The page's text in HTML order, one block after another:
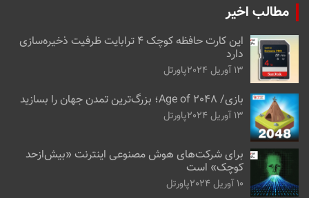
مطالب اخیر
این کارت حافظه کوچک ۴ ترابایت ظرفیت ذخیره‌سازی
دارد
13 آوریل 2024 پاورتل
بازی/ Age of 2048؛ بزرگ‌ترین تمدن جهان را بسازید
13 آوریل 2024 پاورتل
برای شرکت‌های هوش مصنوعی اینترنت «بیش‌از‌حد
کوچک» است
10 آوریل 2024 پاورتل